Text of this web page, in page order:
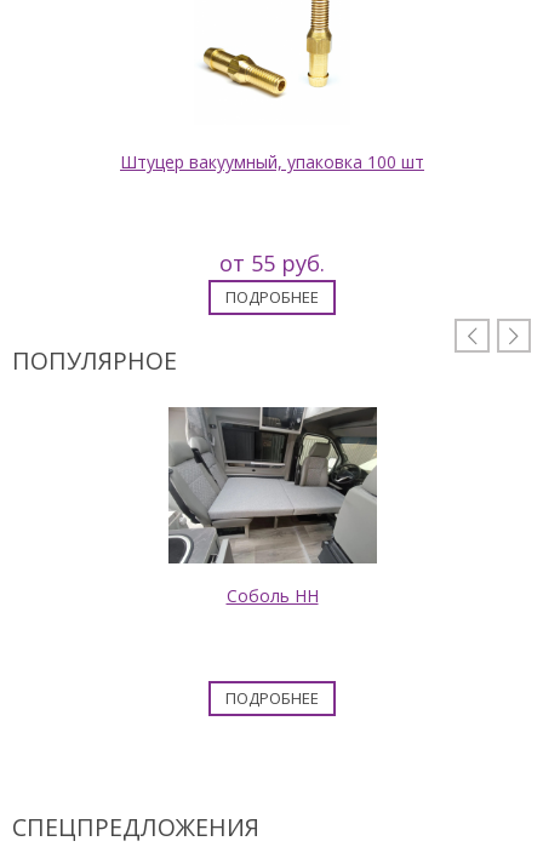
Штуцер вакуумный, упаковка 100 шт
от 55 руб.
ПОДРОБНЕЕ
 
ПОПУЛЯРНОЕ
Соболь НН
ПОДРОБНЕЕ
СПЕЦПРЕДЛОЖЕНИЯ